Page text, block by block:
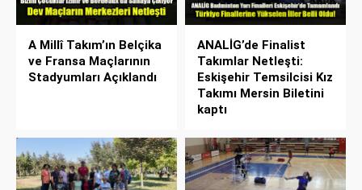
A Millî Takım’ın Belçika
ve Fransa Maçlarının
Stadyumları Açıklandı
ANALİG’de Finalist
Takımlar Netleşti:
Eskişehir Temsilcisi Kız
Takımı Mersin Biletini
kaptı